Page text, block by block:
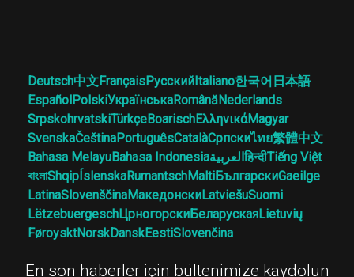
Deutsch中文FrançaisРусскийItaliano한국어 日本語
EspañolPolskiУкраїнськаRomânăNederlands
SrpskohrvatskiTürkçeBoarischΕλληνικάMagyar
SvenskaČeštinaPortuguêsCatalàСрпскиไทย繁體中文
Bahasa MelayuBahasa Indonesiaالعربيةहिन्दीTiếng Việt
বাংলাShqipÍslenskaRumantschMaltiБългарскиGaeilge
LatinaSlovenščinaМакедонскиLatviešuSuomi
LëtzebuergeschЦрногорскиБеларускаяLietuvių
FøroysktNorskDanskEestiSlovenčina
En son haberler için bültenimize kaydolun